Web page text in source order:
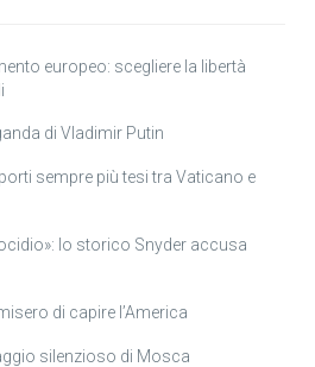
europeo: scegliere la libertà
di Vladimir Putin
sempre più tesi tra Vaticano e
lo storico Snyder accusa
di capire l’America
silenzioso di Mosca